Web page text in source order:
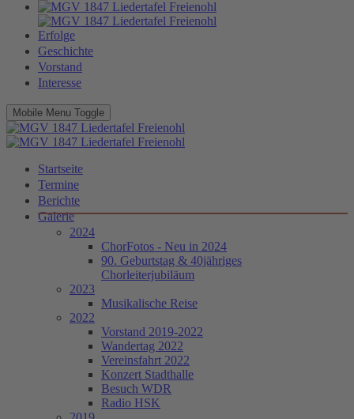
Erfolge
Geschichte
Vorstand
Interesse
Mobile Menu Toggle
Startseite
Termine
Berichte
Galerie
2024
ChorFotos - Neu in 2024
90. Geburtstag & 40jähriges
Chorleiterjubiläum
2023
Musikalische Reise
2022
Vorstand 2019-2022
Wandertag 2022
Vereinsfahrt 2022
Konzert Stadthalle
Besuch WDR
Radio HSK